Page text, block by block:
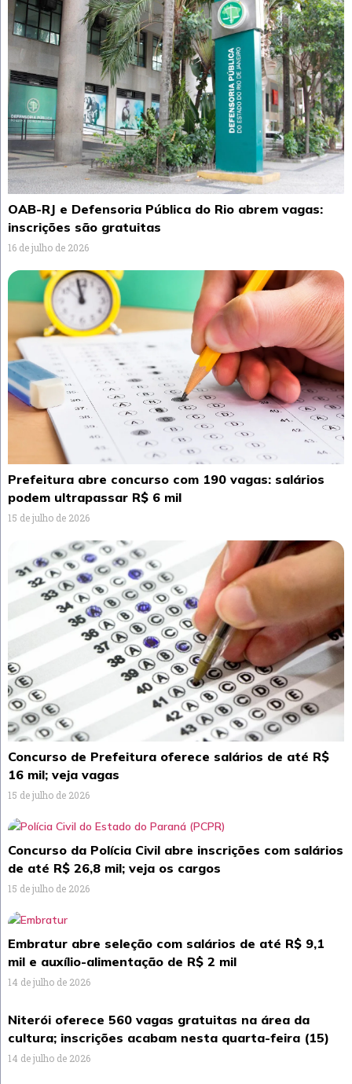
OAB-RJ e Defensoria Pública do Rio abrem vagas:
inscrições são gratuitas
16 de julho de 2026
Prefeitura abre concurso com 190 vagas: salários
podem ultrapassar R$ 6 mil
15 de julho de 2026
Concurso de Prefeitura oferece salários de até R$
16 mil; veja vagas
15 de julho de 2026
Concurso da Polícia Civil abre inscrições com salários
de até R$ 26,8 mil; veja os cargos
15 de julho de 2026
Embratur abre seleção com salários de até R$ 9,1
mil e auxílio-alimentação de R$ 2 mil
14 de julho de 2026
Niterói oferece 560 vagas gratuitas na área da
cultura; inscrições acabam nesta quarta-feira (15)
14 de julho de 2026